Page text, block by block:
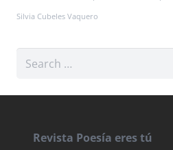
Silvia Cubeles Vaquero
Search
Revista Poesía eres tú